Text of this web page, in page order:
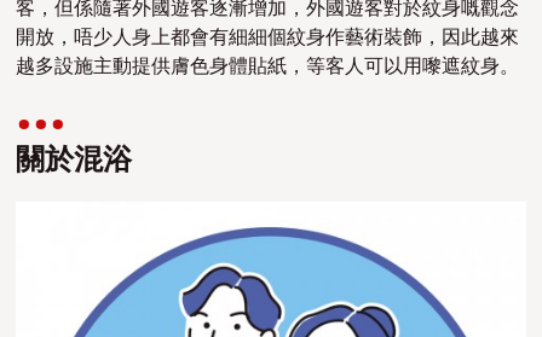
客，但係隨著外國遊客逐漸增加，外國遊客對於紋身嘅觀念
開放，唔少人身上都會有細細個紋身作藝術裝飾，因此越來
越多設施主動提供膚色身體貼紙，等客人可以用嚟遮紋身。
關於混浴